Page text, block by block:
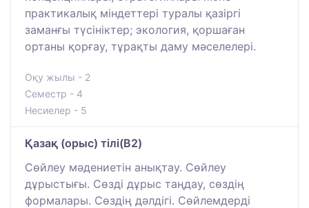
практикалық міндеттері туралы қазіргі
заманғы түсініктер; экология, қоршаған
ортаны қорғау, тұрақты даму мәселелері.
Оқу жылы - 2
Семестр - 4
Несиелер - 5
Қазақ (орыс) тілі(В2)
Сөйлеу мәдениетін анықтау. Сөйлеу
дұрыстығы. Сөзді дұрыс таңдау, сөздің
формалары. Сөздің дәлдігі. Сөйлемдерді